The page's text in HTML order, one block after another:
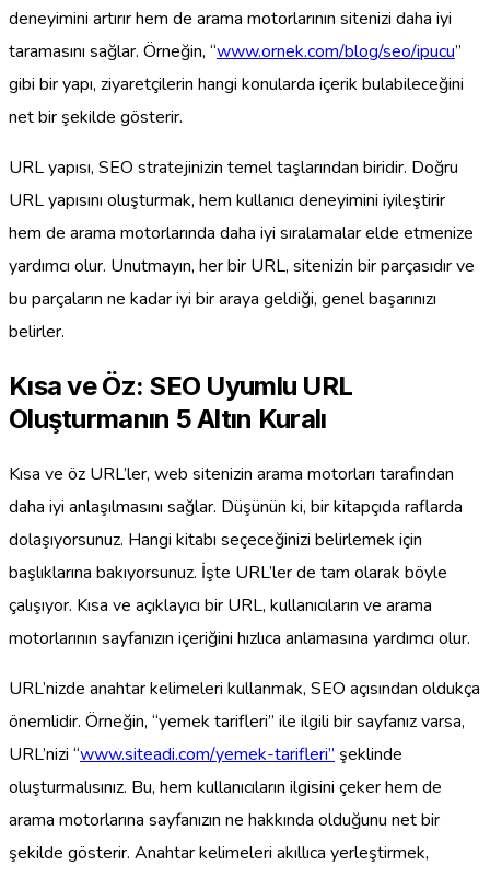
deneyimini artırır hem de arama motorlarının sitenizi daha iyi
taramasını sağlar. Örneğin, “www.ornek.com/blog/seo/ipucu”
gibi bir yapı, ziyaretçilerin hangi konularda içerik bulabileceğini
net bir şekilde gösterir.
URL yapısı, SEO stratejinizin temel taşlarından biridir. Doğru
URL yapısını oluşturmak, hem kullanıcı deneyimini iyileştirir
hem de arama motorlarında daha iyi sıralamalar elde etmenize
yardımcı olur. Unutmayın, her bir URL, sitenizin bir parçasıdır ve
bu parçaların ne kadar iyi bir araya geldiği, genel başarınızı
belirler.
Kısa ve Öz: SEO Uyumlu URL
Oluşturmanın 5 Altın Kuralı
Kısa ve öz URL’ler, web sitenizin arama motorları tarafından
daha iyi anlaşılmasını sağlar. Düşünün ki, bir kitapçıda raflarda
dolaşıyorsunuz. Hangi kitabı seçeceğinizi belirlemek için
başlıklarına bakıyorsunuz. İşte URL’ler de tam olarak böyle
çalışıyor. Kısa ve açıklayıcı bir URL, kullanıcıların ve arama
motorlarının sayfanızın içeriğini hızlıca anlamasına yardımcı olur.
URL’nizde anahtar kelimeleri kullanmak, SEO açısından oldukça
önemlidir. Örneğin, “yemek tarifleri” ile ilgili bir sayfanız varsa,
URL’nizi “www.siteadi.com/yemek-tarifleri” şeklinde
oluşturmalısınız. Bu, hem kullanıcıların ilgisini çeker hem de
arama motorlarına sayfanızın ne hakkında olduğunu net bir
şekilde gösterir. Anahtar kelimeleri akıllıca yerleştirmek,